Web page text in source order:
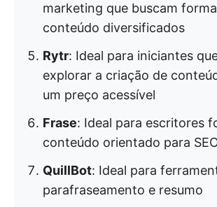
marketing que buscam
conteúdo diversificados
Rytr: Ideal para iniciantes
explorar a criação de
um preço acessível
Frase: Ideal para escritores
conteúdo orientado para
QuillBot: Ideal para
parafraseamento e resumo